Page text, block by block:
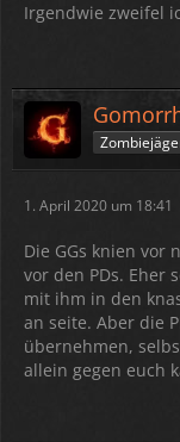
Irgendwie zweifel
1. April 2020 um 18:41
Die GGs knien vor
vor den PDs. Eher
mit ihm in den
an seite. Aber die
übernehmen,
allein gegen euch